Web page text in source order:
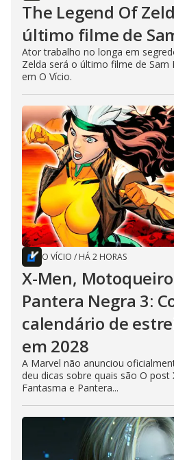
The Legend Of
último filme de
Ator trabalho no longa em
Zelda será o último filme de Sam
em O Vício.
O VÍCIO / HÁ 2 HORAS
X-Men,
Pantera Negra 3:
calendário de
em 2028
A Marvel não anunciou
deu dicas sobre quais são O
Fantasma e Pantera...